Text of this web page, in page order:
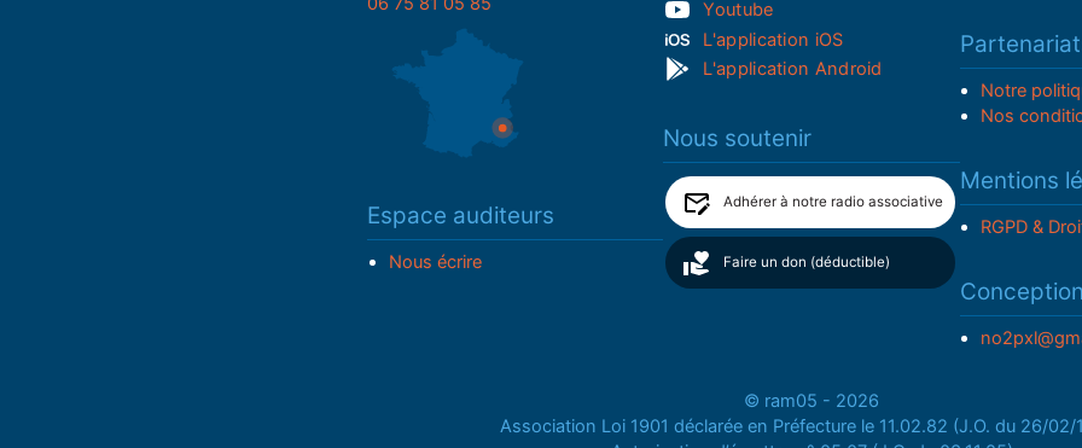
Espace auditeurs
Nous écrire
Youtube
L'application iOS
L'application Android
Nous soutenir
Adhérer à notre radio associative
Faire un don (déductible)
Notre
Nos
Mentions
RGPD &
© ram05 - 2026
Association Loi 1901 déclarée en Préfecture le 11.02.82 (J.O. du 26/02/